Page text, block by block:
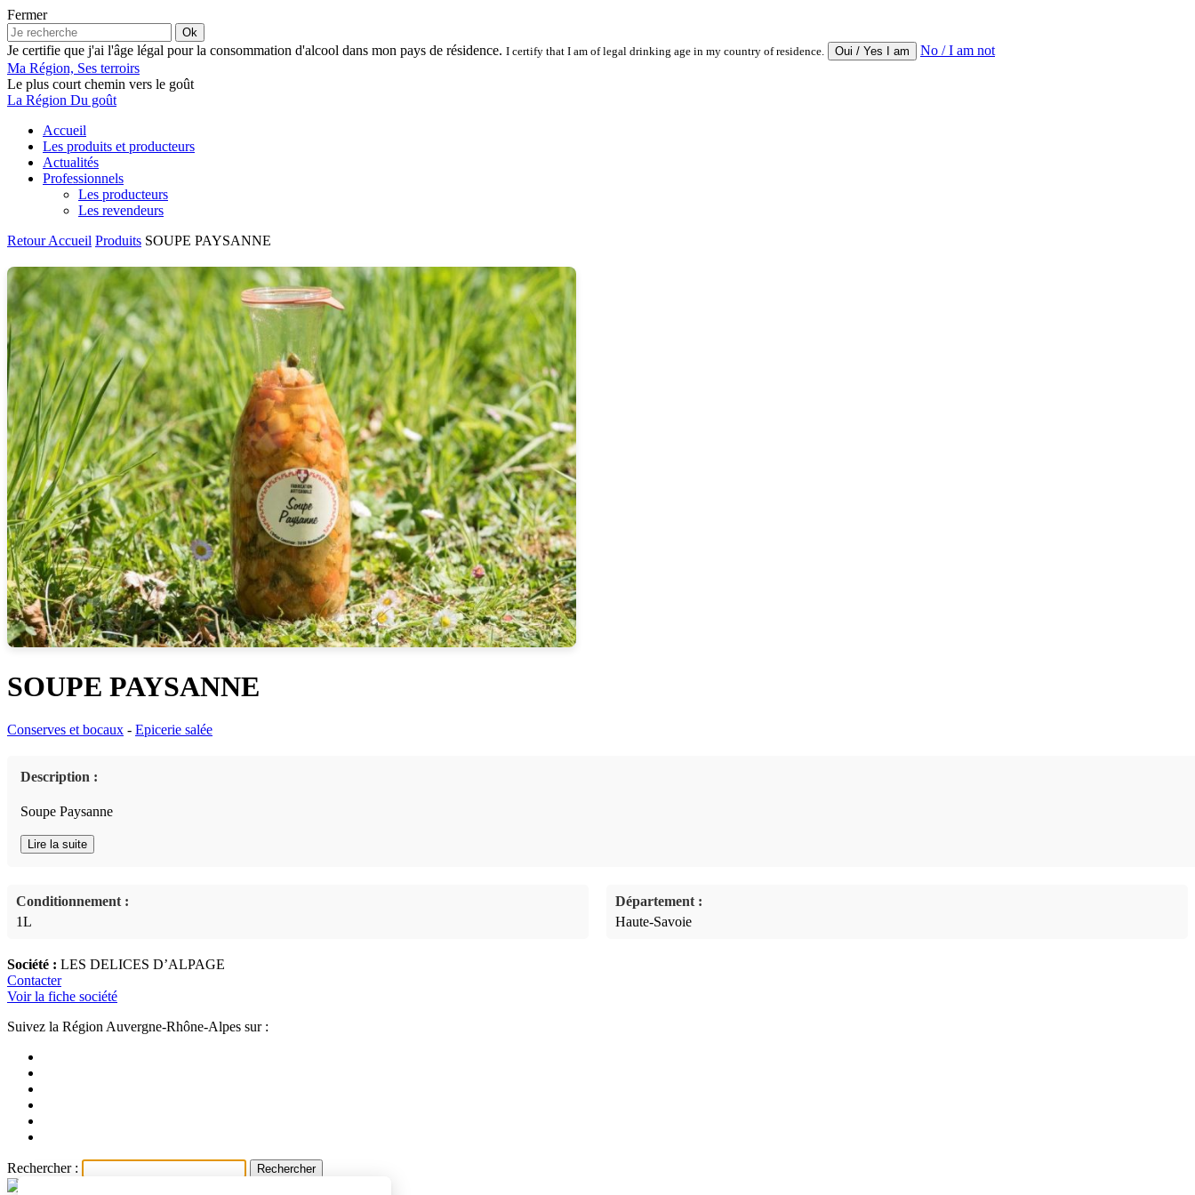
Fermer
Ok
Je certifie que j'ai l'âge légal pour la consommation d'alcool dans mon pays de résidence. I certify that I am of legal drinking age in my country of residence.
No / I am not
Ma Région, Ses terroirs
Le plus court chemin vers le goût
La Région Du goût
Accueil
Les produits et producteurs
Actualités
Professionnels
Les producteurs
Les revendeurs
RetourAccueil Produits SOUPE PAYSANNE
SOUPE PAYSANNE
Conserves et bocaux - Epicerie salée
Description :
Soupe Paysanne
Lire la suite
Conditionnement :
1L
Département :
Haute-Savoie
Société : LES DELICES D’ALPAGE
Contacter
Voir la fiche société
Suivez la Région Auvergne-Rhône-Alpes sur :
Rechercher :